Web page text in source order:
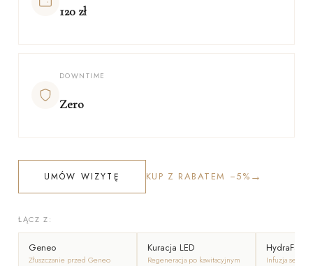
120 zł
DOWNTIME
Zero
UMÓW WIZYTĘ KUP Z RABATEM −5% →
ŁĄCZ Z:
Geneo
Złuszczanie przed Geneo
Kuracja LED
Regeneracja po kawitacyjnym
HydraFacial
Infuzja serum